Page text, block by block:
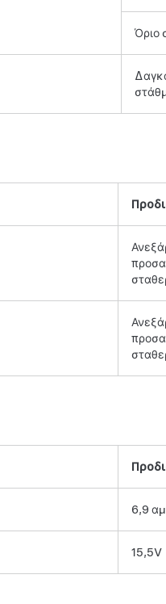
Όριο
6,9
15,5V